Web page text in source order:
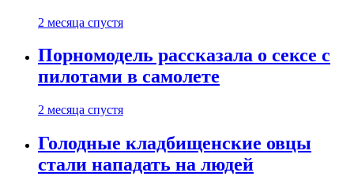
2 месяца спустя
Порномодель рассказала о сексе с
пилотами в самолете
2 месяца спустя
Голодные кладбищенские овцы
стали нападать на людей